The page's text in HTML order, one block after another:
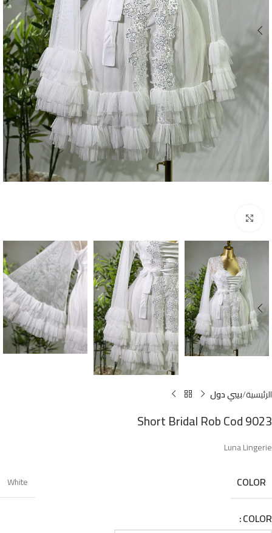
الرئيسية بيبي دول
Short Bridal Rob Cod 9023
Luna Lingerie
COLOR
White
COLOR